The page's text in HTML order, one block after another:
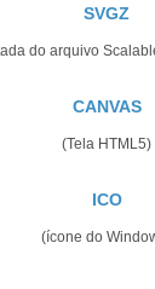
SVGZ
do arquivo
CANVAS
(Tela HTML5)
ICO
(ícone do